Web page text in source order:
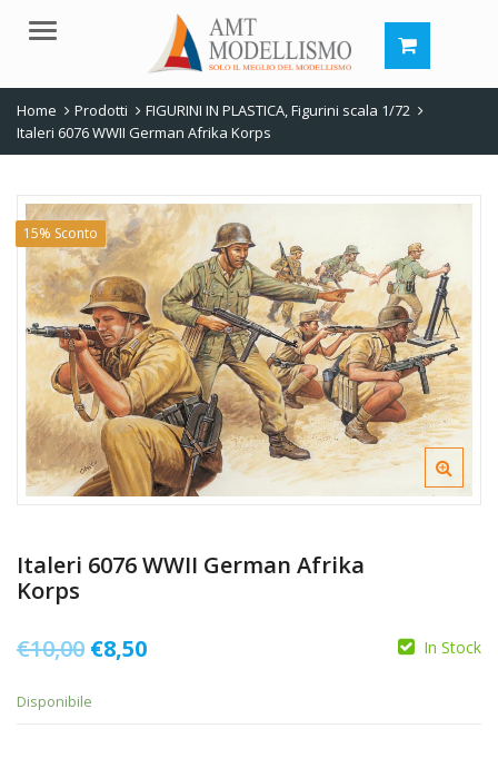
Menu
Home Prodotti FIGURINI IN PLASTICA,Figurini scala 1/72
Italeri 6076 WWII German Afrika Korps
15% Sconto
Italeri 6076 WWII German Afrika
Korps
€10,00 Il
€8,50Il
In Stock
Disponibile